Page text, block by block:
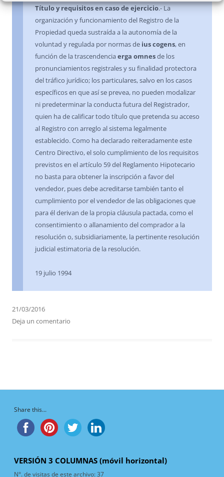
Título y requisitos en caso de ejercicio.- La
organización y funcionamiento del Registro de la
Propiedad queda sustraída a la autonomía de la
voluntad y regulada por normas de ius cogens, en
función de la trascendencia erga omnesde los
pronunciamientos registrales y su finalidad protectora
del tráfico jurídico; los particulares, salvo en los casos
específicos en que así se prevea, no pueden modalizar
ni predeterminar la conducta futura del Registrador,
quien ha de calificar todo título que pretenda su acceso
al Registro con arreglo al sistema legalmente
establecido. Como ha declarado reiteradamente este
Centro Directivo, el solo cumplimiento de los requisitos
previstos en el artículo 59 del Reglamento Hipotecario
no basta para obtener la inscripción a favor del
vendedor, pues debe acreditarse también tanto el
cumplimiento por el vendedor de las obligaciones que
para él derivan de la propia cláusula pactada, como el
consentimiento o allanamiento del comprador a la
resolución o, subsidiariamente, la pertinente resolución
judicial estimatoria de la resolución.
19 julio 1994
21/03/2016
Deja un comentario
Share this...
VERSIÓN 3 COLUMNAS (móvil horizontal)
N°. de visitas de este archivo:37